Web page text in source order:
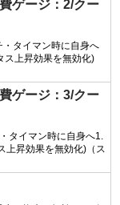
ゲージ：2/クー
タイマン時に自身へ
ス上昇効果を無効化)
ゲージ：3/クー
タイマン時に自身へ1.
上昇効果を無効化)（ス